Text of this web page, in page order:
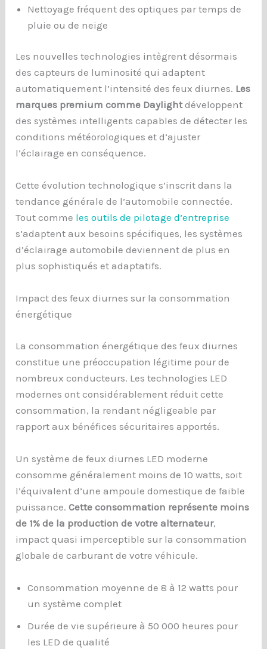
Nettoyage fréquent des optiques par temps de
pluie ou de neige
Les nouvelles technologies intègrent désormais
des capteurs de luminosité qui adaptent
automatiquement l’intensité des feux diurnes. Les
marques premium comme Daylightdéveloppent
des systèmes intelligents capables de détecter les
conditions météorologiques et d’ajuster
l’éclairage en conséquence.
Cette évolution technologique s’inscrit dans la
tendance générale de l’automobile connectée.
Tout comme les outils de pilotage d’entreprise
s’adaptent aux besoins spécifiques, les systèmes
d’éclairage automobile deviennent de plus en
plus sophistiqués et adaptatifs.
Impact des feux diurnes sur la consommation
énergétique
La consommation énergétique des feux diurnes
constitue une préoccupation légitime pour de
nombreux conducteurs. Les technologies LED
modernes ont considérablement réduit cette
consommation, la rendant négligeable par
rapport aux bénéfices sécuritaires apportés.
Un système de feux diurnes LED moderne
consomme généralement moins de 10 watts, soit
l’équivalent d’une ampoule domestique de faible
puissance.Cette consommation représente moins
de 1% de la production de votre alternateur,
impact quasi imperceptible sur la consommation
globale de carburant de votre véhicule.
Consommation moyenne de 8 à 12 watts pour
un système complet
Durée de vie supérieure à 50 000 heures pour
les LED de qualité